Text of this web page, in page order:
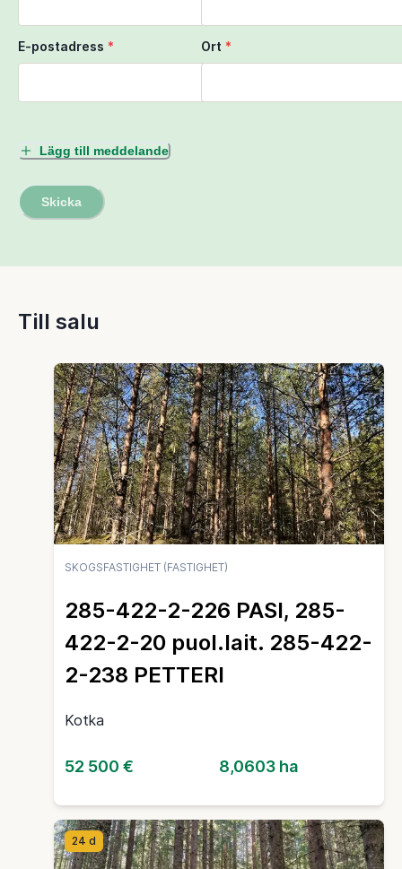
E-postadress * Ort *
Lägg till meddelande
Skicka
Till salu
SKOGSFASTIGHET (FASTIGHET)
285-422-2-226 PASI, 285-
422-2-20 puol.lait. 285-422-
2-238 PETTERI
Kotka
52 500 € 8,0603 ha
24 d